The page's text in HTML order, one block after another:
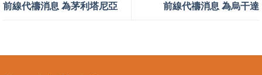
前線代禱消息 為茅利塔尼亞 前線代禱消息 為烏干達